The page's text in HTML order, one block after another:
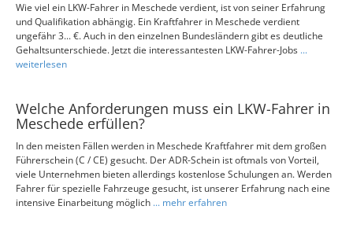
Wie viel ein LKW-Fahrer in Meschede verdient, ist von seiner Erfahrung
und Qualifikation abhängig. Ein Kraftfahrer in Meschede verdient
ungefähr 3... €. Auch in den einzelnen Bundesländern gibt es deutliche
Gehaltsunterschiede. Jetzt die interessantesten LKW-Fahrer-Jobs ...
weiterlesen
Welche Anforderungen muss ein LKW-Fahrer in
Meschede erfüllen?
In den meisten Fällen werden in Meschede Kraftfahrer mit dem großen
Führerschein (C / CE) gesucht. Der ADR-Schein ist oftmals von Vorteil,
viele Unternehmen bieten allerdings kostenlose Schulungen an. Werden
Fahrer für spezielle Fahrzeuge gesucht, ist unserer Erfahrung nach eine
intensive Einarbeitung möglich ... mehr erfahren